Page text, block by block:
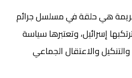
هي حلقة في مسلسل جرائم
إسرائيل، وتعتبرها سياسة
والاعتقال الجماعي